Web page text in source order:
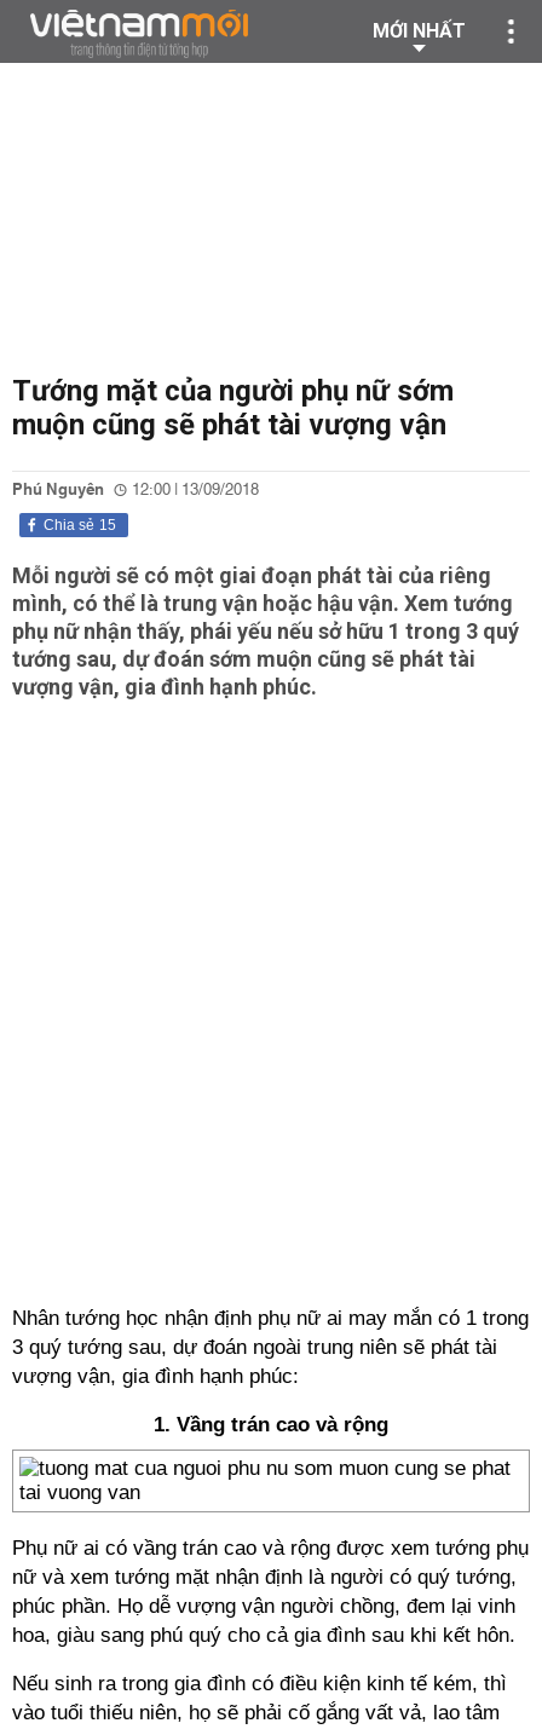
MỚI NHẤT
Tướng mặt của người phụ nữ sớm
muộn cũng sẽ phát tài vượng vận
Phú Nguyên 12:00 | 13/09/2018
15
Chia sẻ
Mỗi người sẽ có một giai đoạn phát tài của riêng
mình, có thể là trung vận hoặc hậu vận. Xem tướng
phụ nữ nhận thấy, phái yếu nếu sở hữu 1 trong 3 quý
tướng sau, dự đoán sớm muộn cũng sẽ phát tài
vượng vận, gia đình hạnh phúc.
Nhân tướng học nhận định phụ nữ ai may mắn có 1 trong
3 quý tướng sau, dự đoán ngoài trung niên sẽ phát tài
vượng vận, gia đình hạnh phúc:
1. Vầng trán cao và rộng
Phụ nữ ai có vầng trán cao và rộng được xem tướng phụ
nữ và xem tướng mặt nhận định là người có quý tướng,
phúc phần. Họ dễ vượng vận người chồng, đem lại vinh
hoa, giàu sang phú quý cho cả gia đình sau khi kết hôn.
Nếu sinh ra trong gia đình có điều kiện kinh tế kém, thì
vào tuổi thiếu niên, họ sẽ phải cố gắng vất vả, lao tâm